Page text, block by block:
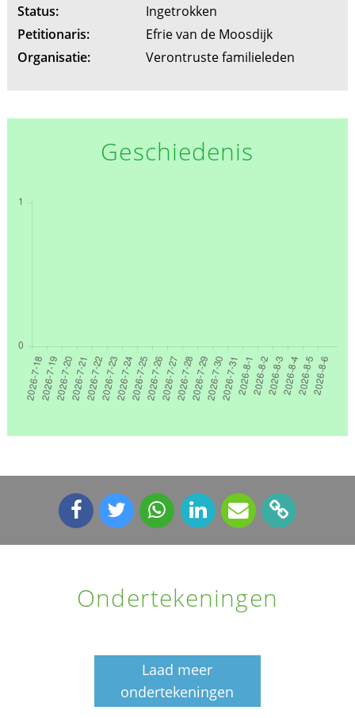
Status:
Ingetrokken
Petitionaris:
Efrie van de Moosdijk
Organisatie:
Verontruste familieleden
Geschiedenis
Ondertekeningen
Laad meer
ondertekeningen